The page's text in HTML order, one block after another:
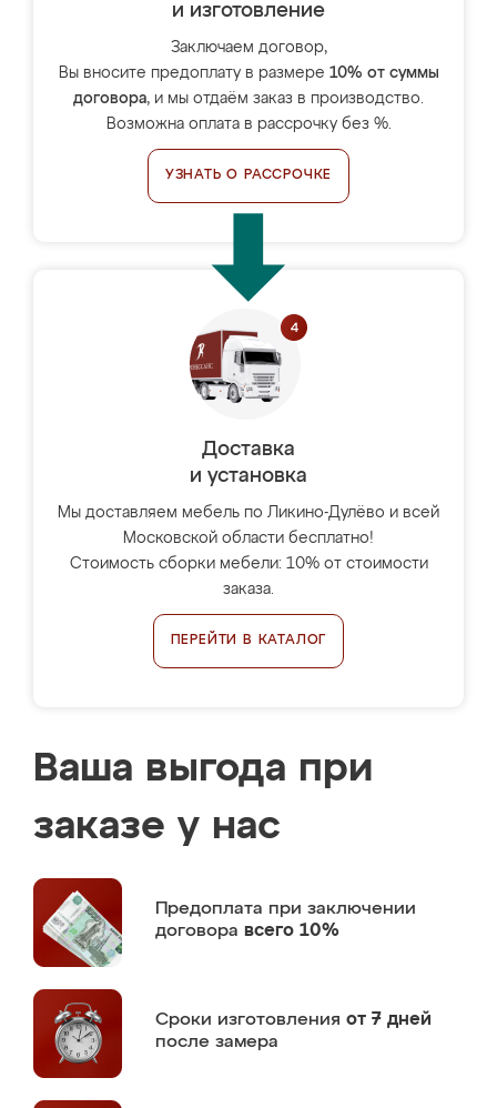
и изготовление
Заключаем договор,
Вы вносите предоплату в размере 10% от суммы
договора, и мы отдаём заказ в производство.
Возможна оплата в рассрочку без %.
УЗНАТЬ О РАССРОЧКЕ
Доставка
и установка
Мы доставляем мебель по Ликино-Дулёво и всей
Московской области бесплатно!
Стоимость сборки мебели: 10% от стоимости
заказа.
ПЕРЕЙТИ В КАТАЛОГ
Ваша выгода при
заказе у нас
Предоплата при заключении
договора всего 10%
Сроки изготовления от 7 дней
после замера